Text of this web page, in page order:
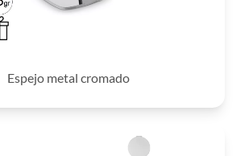
Espejo metal cromado